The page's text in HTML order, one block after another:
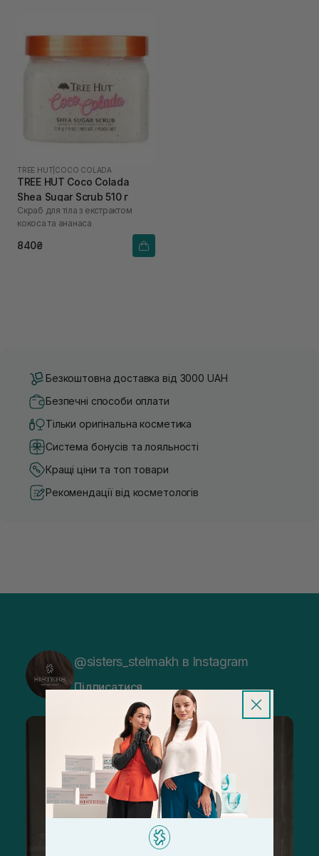
TREE HUT COCO COLADA
TREE HUT Coco Colada
Shea Sugar Scrub 510 г
Скраб для тіла з екстрактом
кокоса та ананаса
840₴
Безкоштовна доставка від 3000 UAH
Безпечні способи оплати
Тільки оригінальна косметика
Система бонусів та лояльності
Кращі ціни та топ товари
Рекомендації від косметологів
@sisters_stelmakh в Instagram
Підписатися